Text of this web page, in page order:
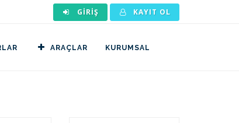
GIRIŞ KAYIT OL
ARAÇLAR KURUMSAL